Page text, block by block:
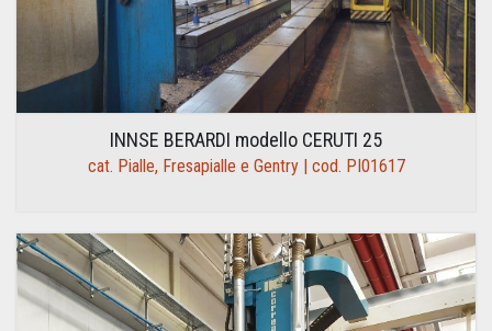
INNSE BERARDI modello CERUTI 25
cat. Pialle, Fresapialle e Gentry | cod. PI01617